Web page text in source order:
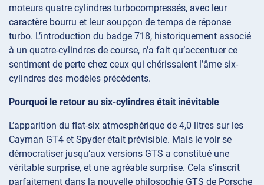
moteurs quatre cylindres turbocompressés, avec leur
caractère bourru et leur soupçon de temps de réponse
turbo. L’introduction du badge 718, historiquement associé
à un quatre-cylindres de course, n’a fait qu’accentuer ce
sentiment de perte chez ceux qui chérissaient l’âme six-
cylindres des modèles précédents.
Pourquoi le retour au six-cylindres était inévitable
L’apparition du flat-six atmosphérique de 4,0 litres sur les
Cayman GT4 et Spyder était prévisible. Mais le voir se
démocratiser jusqu’aux versions GTS a constitué une
véritable surprise, et une agréable surprise. Cela s’inscrit
parfaitement dans la nouvelle philosophie GTS de Porsche